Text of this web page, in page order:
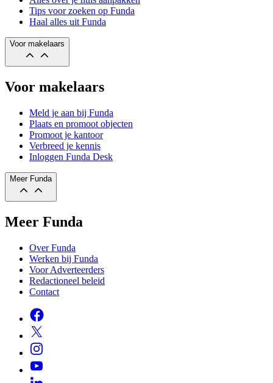
Tips voor zoeken op Funda
Haal alles uit Funda
Voor makelaars
Voor makelaars
Meld je aan bij Funda
Plaats en promoot objecten
Promoot je kantoor
Verbreed je kennis
Inloggen Funda Desk
Meer Funda
Meer Funda
Over Funda
Werken bij Funda
Voor Adverteerders
Redactioneel beleid
Contact